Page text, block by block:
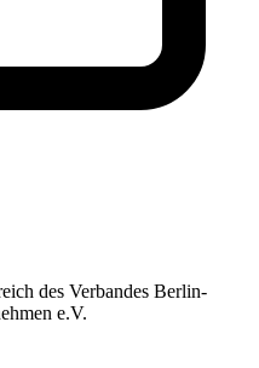
des Verbandes Berlin-
e.V.